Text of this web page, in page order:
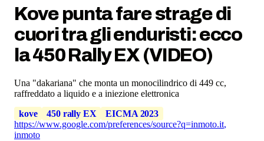
Kove punta fare strage di
cuori tra gli enduristi: ecco
la 450 Rally EX (VIDEO)
Una "dakariana" che monta un monocilindrico di 449 cc,
raffreddato a liquido e a iniezione elettronica
kove
450 rally EX
EICMA 2023
https://www.google.com/preferences/source?q=inmoto.it,
inmoto